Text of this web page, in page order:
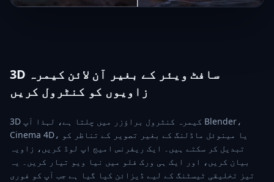
3D سافٹ ویئر کے بغیر آن لائن کیمرہ
زاویوں کو کنٹرول کریں
3D کیمرہ کنٹرول براؤزر میں چلتا ہے، لہذا آپ Blender،
Cinema 4D، یا مینوئل ماڈلنگ کے بغیر تصویر کے تناظر کو
تبدیل کر سکتے ہیں۔ ایک ریفرنس امیج اپ لوڈ کریں، زاویہ
بیان کریں، اور ایک ہی ورک فلو میں نیا ویو تیار کریں۔ یہ
تیز تخلیقی ٹیسٹنگ کے لیے ڈیزائن کیا گیا ہے جب آپ کو فوری